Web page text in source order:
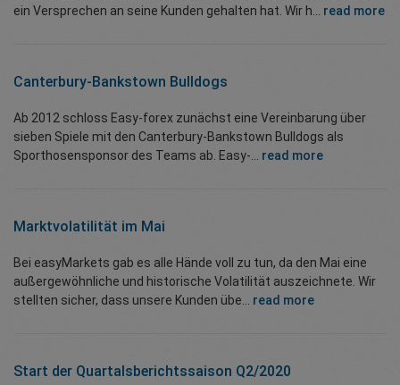
ein Versprechen an seine Kunden gehalten hat. Wir h... read more
Canterbury-Bankstown Bulldogs
Ab 2012 schloss Easy-forex zunächst eine Vereinbarung über
sieben Spiele mit den Canterbury-Bankstown Bulldogs als
Sporthosensponsor des Teams ab. Easy-... read more
Marktvolatilität im Mai
Bei easyMarkets gab es alle Hände voll zu tun, da den Mai eine
außergewöhnliche und historische Volatilität auszeichnete. Wir
stellten sicher, dass unsere Kunden übe... read more
Start der Quartalsberichtssaison Q2/2020